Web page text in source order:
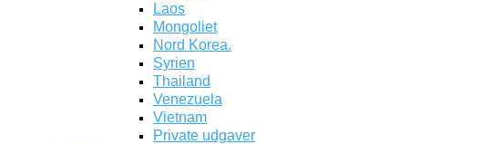
Laos
Mongoliet
Nord Korea.
Syrien
Thailand
Venezuela
Vietnam
Private udgaver